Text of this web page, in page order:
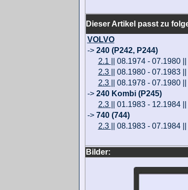
Dieser Artikel passt zu
VOLVO
-> 240 (P242, P244)
2.1
|| 08.1974 - 07.1980
2.3
|| 08.1980 - 07.1983
2.3
|| 08.1978 - 07.1980
-> 240 Kombi (P245)
2.3
|| 01.1983 - 12.1984
-> 740 (744)
2.3
|| 08.1983 - 07.1984
Bilder: